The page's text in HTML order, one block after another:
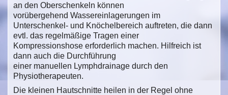
an den Oberschenkeln können
vorübergehend Wassereinlagerungen im
Unterschenkel- und Knöchelbereich auftreten, die dann
evtl. das regelmäßige Tragen einer
Kompressionshose erforderlich machen. Hilfreich ist
dann auch die Durchführung
einer manuellen Lymphdrainage durch den
Physiotherapeuten.
Die kleinen Hautschnitte heilen in der Regel ohne